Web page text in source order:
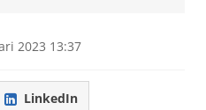
2023 13:37
LinkedIn